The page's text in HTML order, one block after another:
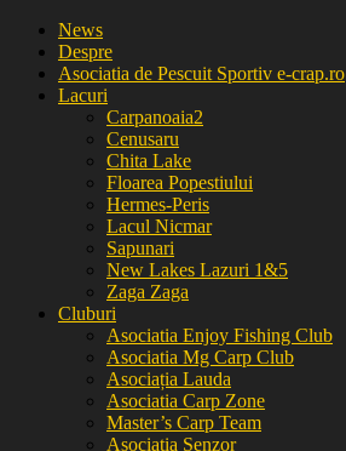
News
Despre
Asociatia de Pescuit Sportiv e-crap.ro
Lacuri
Carpanoaia2
Cenusaru
Chita Lake
Floarea Popestiului
Hermes-Peris
Lacul Nicmar
Sapunari
New Lakes Lazuri 1&5
Zaga Zaga
Cluburi
Asociatia Enjoy Fishing Club
Asociatia Mg Carp Club
Asociația Lauda
Asociatia Carp Zone
Master’s Carp Team
Asociatia Senzor